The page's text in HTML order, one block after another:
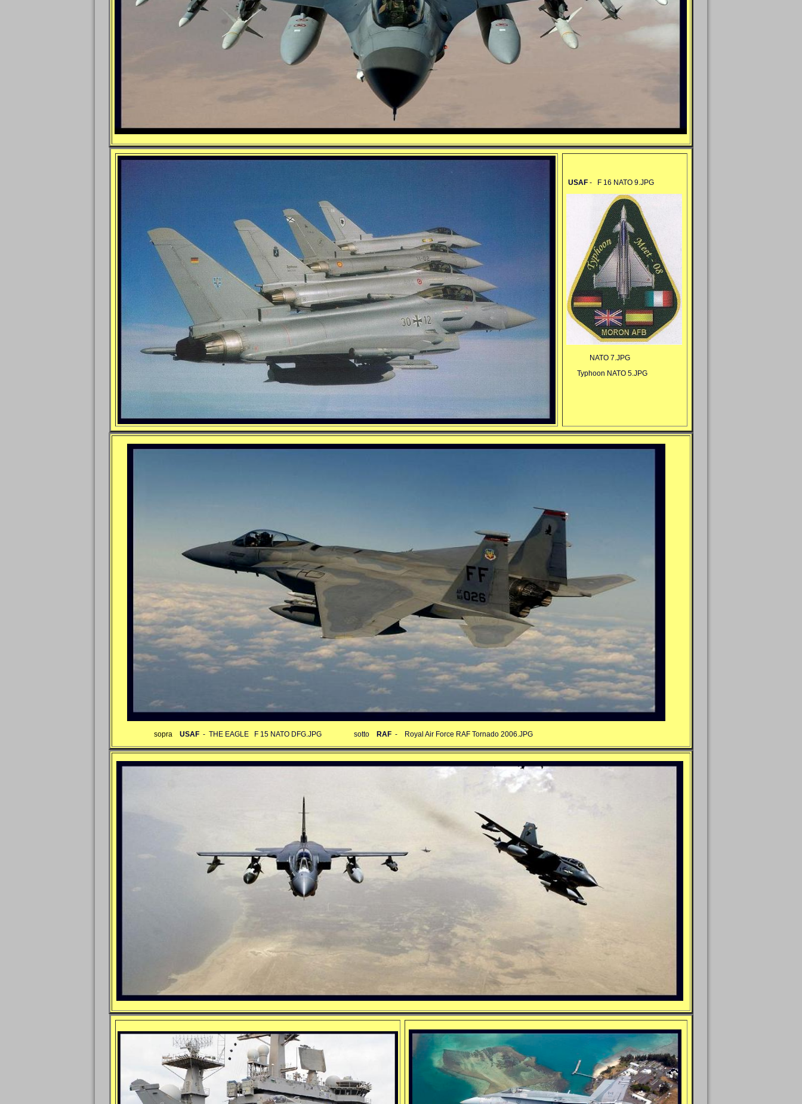
USAF- F 16 NATO 9.JPG
NATO 7.JPG
Typhoon NATO 5.JPG
sopra USAF - THE EAGLE F 15 NATO DFG.JPG sotto RAF - Royal Air Force RAF Tornado 2006.JPG